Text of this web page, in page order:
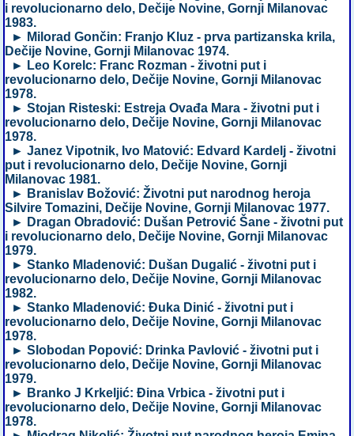
i revolucionarno delo, Dečije Novine, Gornji Milanovac
1983.
► Milorad Gončin: Franjo Kluz - prva partizanska krila,
Dečije Novine, Gornji Milanovac 1974.
► Leo Korelc: Franc Rozman - životni put i
revolucionarno delo, Dečije Novine, Gornji Milanovac
1978.
► Stojan Risteski: Estreja Ovađa Mara - životni put i
revolucionarno delo, Dečije Novine, Gornji Milanovac
1978.
► Janez Vipotnik, Ivo Matović: Edvard Kardelj - životni
put i revolucionarno delo, Dečije Novine, Gornji
Milanovac 1981.
► Branislav Božović: Životni put narodnog heroja
Silvire Tomazini, Dečije Novine, Gornji Milanovac 1977.
► Dragan Obradović: Dušan Petrović Šane - životni put
i revolucionarno delo, Dečije Novine, Gornji Milanovac
1979.
► Stanko Mladenović: Dušan Dugalić - životni put i
revolucionarno delo, Dečije Novine, Gornji Milanovac
1982.
► Stanko Mladenović: Đuka Dinić - životni put i
revolucionarno delo, Dečije Novine, Gornji Milanovac
1978.
► Slobodan Popović: Drinka Pavlović - životni put i
revolucionarno delo, Dečije Novine, Gornji Milanovac
1979.
► Branko J Krkeljić: Đina Vrbica - životni put i
revolucionarno delo, Dečije Novine, Gornji Milanovac
1978.